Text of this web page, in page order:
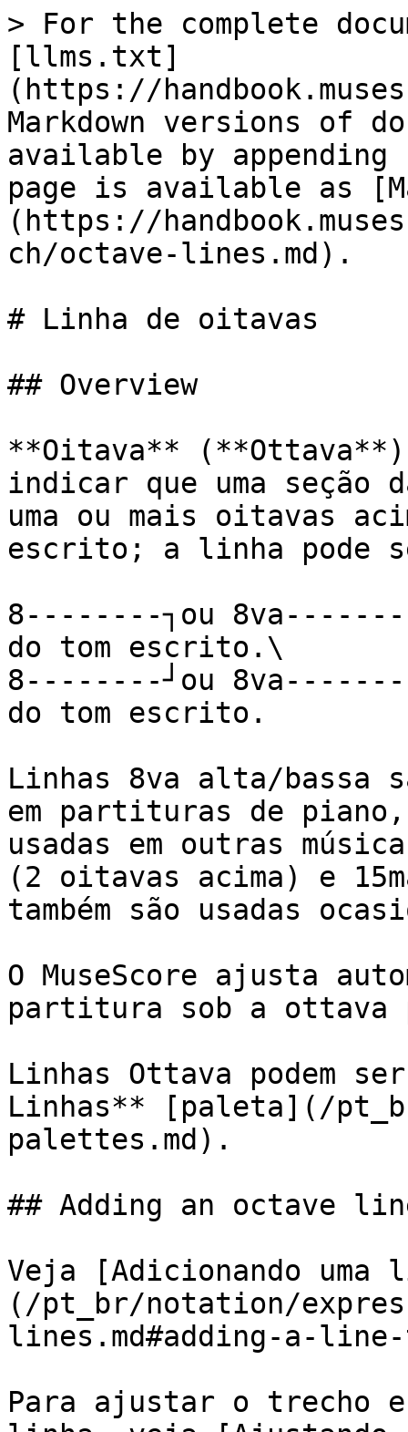
> For the complete
[llms.txt]
(https://
Markdown versions of
available by
page is available as
(https://
ch/octave-lines.md).
# Linha de oitavas
## Overview
**Oitava**
indicar que uma seção
uma ou mais oitavas
escrito; a linha pode
8--------┐ou 8va--------
do tom escrito.\
8--------┘ou 8va--------
do tom escrito.
Linhas 8va alta/bassa
em partituras de piano,
usadas em outras
(2 oitavas acima) e
também são usadas
O MuseScore ajusta
partitura sob a ottava
Linhas Ottava podem
Linhas** [paleta](/
palettes.md).
## Adding an octave
Veja [Adicionando
(/pt_br/notation/
lines.md#adding-a-
Para ajustar o trecho